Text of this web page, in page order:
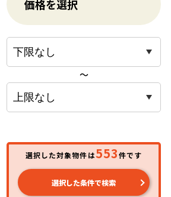
価格を選択
〜
選択した対象物件は553件です
選択した条件で検索